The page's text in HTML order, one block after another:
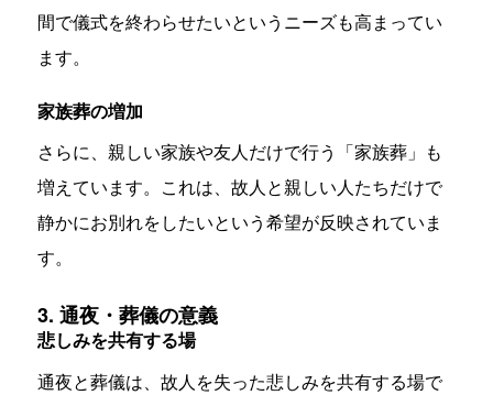
間で儀式を終わらせたいというニーズも高まってい
ます。
家族葬の増加
さらに、親しい家族や友人だけで行う「家族葬」も
増えています。これは、故人と親しい人たちだけで
静かにお別れをしたいという希望が反映されていま
す。
3. 通夜・葬儀の意義
悲しみを共有する場
通夜と葬儀は、故人を失った悲しみを共有する場で